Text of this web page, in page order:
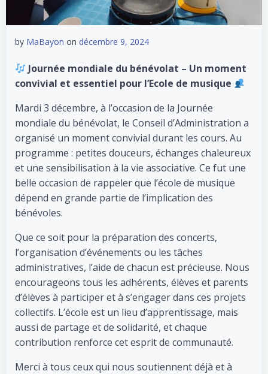
by MaBayon on décembre 9, 2024
Journée mondiale du bénévolat – Un moment
convivial et essentiel pour l’Ecole de musique
Mardi 3 décembre, à l’occasion de la Journée
mondiale du bénévolat, le Conseil d’Administration a
organisé un moment convivial durant les cours. Au
programme : petites douceurs, échanges chaleureux
et une sensibilisation à la vie associative. Ce fut une
belle occasion de rappeler que l’école de musique
dépend en grande partie de l’implication des
bénévoles.
Que ce soit pour la préparation des concerts,
l’organisation d’événements ou les tâches
administratives, l’aide de chacun est précieuse. Nous
encourageons tous les adhérents, élèves et parents
d’élèves à participer et à s’engager dans ces projets
collectifs. L’école est un lieu d’apprentissage, mais
aussi de partage et de solidarité, et chaque
contribution renforce cet esprit de communauté.
Merci à tous ceux qui nous soutiennent déjà et à